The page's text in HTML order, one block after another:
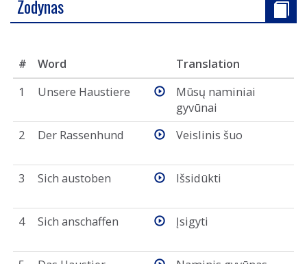
Žodynas
# Word
Translation
1
Unsere Haustiere
Mūsų naminiai
gyvūnai
2
Der Rassenhund Veislinis šuo
3 Sich austoben Išsidūkti
4 Sich anschaffen Įsigyti